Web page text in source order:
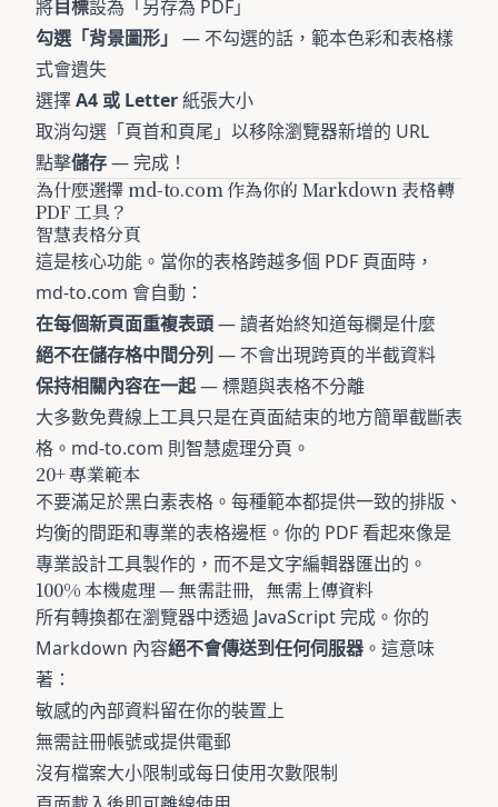
將目標設為「另存為 PDF」
勾選「背景圖形」 — 不勾選的話，範本色彩和表格樣
式會遺失
選擇A4 或 Letter紙張大小
取消勾選「頁首和頁尾」以移除瀏覽器新增的 URL
點擊儲存— 完成！
為什麼選擇 md-to.com 作為你的 Markdown 表格轉
PDF 工具？
智慧表格分頁
這是核心功能。當你的表格跨越多個 PDF 頁面時，
md-to.com 會自動：
在每個新頁面重複表頭— 讀者始終知道每欄是什麼
絕不在儲存格中間分列 — 不會出現跨頁的半截資料
保持相關內容在一起— 標題與表格不分離
大多數免費線上工具只是在頁面結束的地方簡單截斷表
格。md-to.com 則智慧處理分頁。
20+ 專業範本
不要滿足於黑白素表格。每種範本都提供一致的排版、
均衡的間距和專業的表格邊框。你的 PDF 看起來像是
專業設計工具製作的，而不是文字編輯器匯出的。
100% 本機處理 — 無需註冊，無需上傳資料
所有轉換都在瀏覽器中透過 JavaScript 完成。你的
Markdown 內容絕不會傳送到任何伺服器 。這意味
著：
敏感的內部資料留在你的裝置上
無需註冊帳號或提供電郵
沒有檔案大小限制或每日使用次數限制